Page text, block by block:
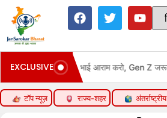
EXCLUSIVE
बोलीं- भाई आराम करो, Gen Z जरूरी मुद्दे उठाए
टॉप न्यूज़ राज्य-शहर अंतर्राष्ट्रीय